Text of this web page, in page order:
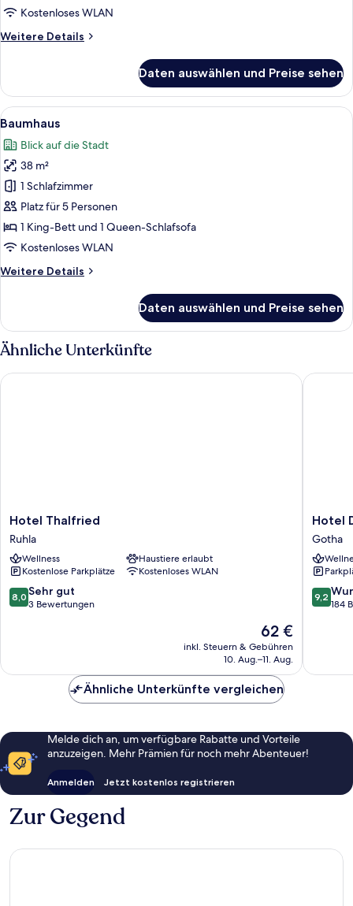
Kostenloses WLAN
Weitere Details
Weitere
Balkon,
Stadtblick
Daten auswählen und Preise sehen
Alle
Fotos
für
Baumhaus
anzeigen
1 Schlafzimmer, Daunenbettdecken,
5
Baumhaus
Blick auf die Stadt
38 m²
1 Schlafzimmer
Platz für 5 Personen
1 King-Bett und 1 Queen-Schlafsofa
Kostenloses WLAN
Weitere Details
Weitere
Daten auswählen und Preise sehen
Ähnliche Unterkünfte
Hotel
Thalfried
Ruhla
Hotel Thalfried
Ruhla
Wellness
Haustiere erlaubt
Kostenlose Parkplätze
Kostenloses WLAN
8.0
von
Bewertungen
8,0 Sehr gut
3 Bewertungen
Der
Preis
beträgt
62 €
inkl. Steuern & Gebühren
10. Aug.–11. Aug.
Hotel Thalfried
Hotel
Der
Gotha
Hotel
Gotha
9.2
von
9,2
184
Hotel
Ähnliche Unterkünfte vergleichen
Melde dich an, um verfügbare Rabatte und Vorteile
anzuzeigen. Mehr Prämien für noch mehr Abenteuer!
Anmelden Jetzt kostenlos registrieren
Zur Gegend